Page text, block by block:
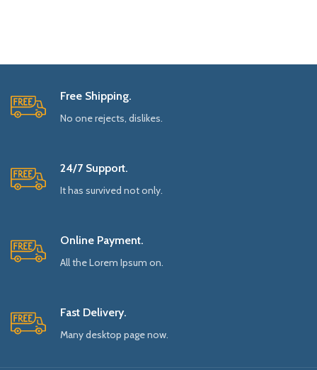
Free Shipping.
No one rejects, dislikes.
24/7 Support.
It has survived not only.
Online Payment.
All the Lorem Ipsum on.
Fast Delivery.
Many desktop page now.